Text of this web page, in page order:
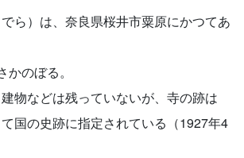
ら）は、奈良県桜井市粟原にかつてあ
のぼる。
物などは残っていないが、寺の跡は
て国の史跡に指定されている（1927年4